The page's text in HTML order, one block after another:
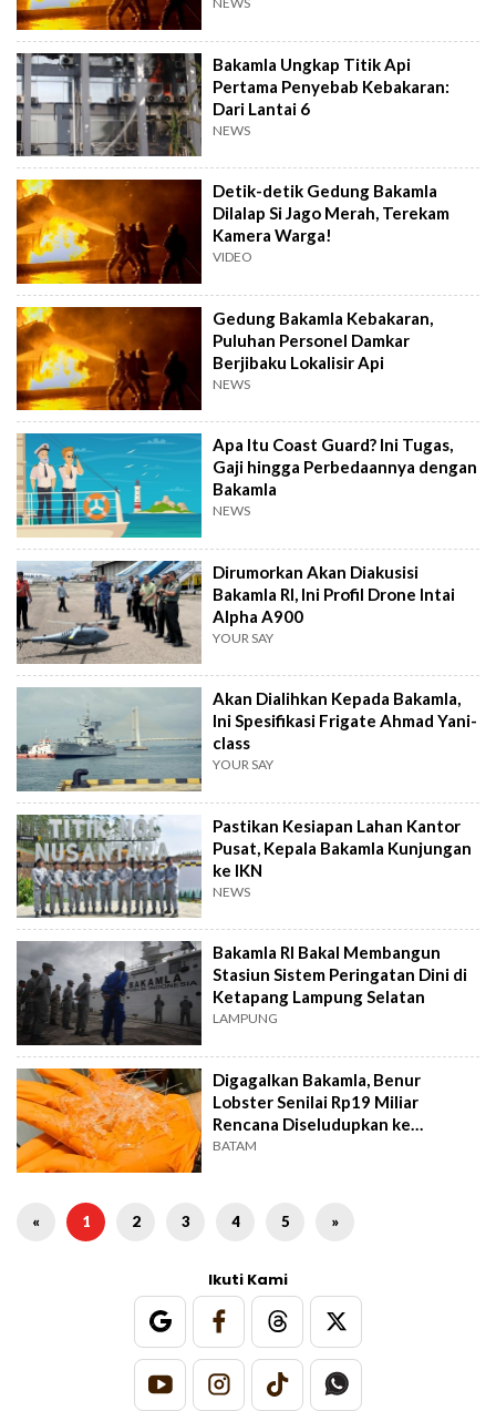
Bakamla Ungkap Titik Api
Pertama Penyebab Kebakaran:
Dari Lantai 6
NEWS
Detik-detik Gedung Bakamla
Dilalap Si Jago Merah, Terekam
Kamera Warga!
VIDEO
Gedung Bakamla Kebakaran,
Puluhan Personel Damkar
Berjibaku Lokalisir Api
NEWS
Apa Itu Coast Guard? Ini Tugas,
Gaji hingga Perbedaannya dengan
Bakamla
NEWS
Dirumorkan Akan Diakusisi
Bakamla RI, Ini Profil Drone Intai
Alpha A900
YOUR SAY
Akan Dialihkan Kepada Bakamla,
Ini Spesifikasi Frigate Ahmad Yani-
class
YOUR SAY
Pastikan Kesiapan Lahan Kantor
Pusat, Kepala Bakamla Kunjungan
ke IKN
NEWS
Bakamla RI Bakal Membangun
Stasiun Sistem Peringatan Dini di
Ketapang Lampung Selatan
LAMPUNG
Digagalkan Bakamla, Benur
Lobster Senilai Rp19 Miliar
Rencana Diseludupkan ke
Malaysia
BATAM
« 1 2 3 4 5 »
Ikuti Kami